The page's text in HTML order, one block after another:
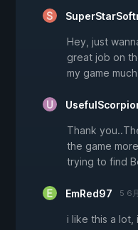
Hey, just
great job on
my game
Thank
the game
trying to find
EmRed97 5 6月
i like this a